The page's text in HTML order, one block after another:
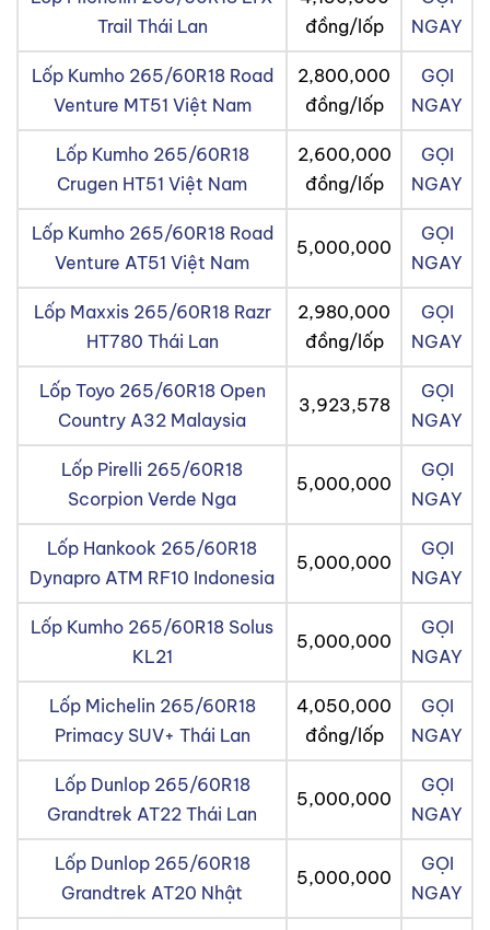
Trail Thái Lan
đồng/lốp
NGAY
Lốp Kumho 265/60R18 Road
Venture MT51 Việt Nam
2,800,000
đồng/lốp
GỌI
NGAY
Lốp Kumho 265/60R18
Crugen HT51 Việt Nam
2,600,000
đồng/lốp
GỌI
NGAY
Lốp Kumho 265/60R18 Road
Venture AT51 Việt Nam
5,000,000
GỌI
NGAY
Lốp Maxxis 265/60R18 Razr
HT780 Thái Lan
2,980,000
đồng/lốp
GỌI
NGAY
Lốp Toyo 265/60R18 Open
Country A32 Malaysia
3,923,578
GỌI
NGAY
Lốp Pirelli 265/60R18
Scorpion Verde Nga
5,000,000
GỌI
NGAY
Lốp Hankook 265/60R18
Dynapro ATM RF10 Indonesia
5,000,000
GỌI
NGAY
Lốp Kumho 265/60R18 Solus
KL21
5,000,000
GỌI
NGAY
Lốp Michelin 265/60R18
Primacy SUV+ Thái Lan
4,050,000
đồng/lốp
GỌI
NGAY
Lốp Dunlop 265/60R18
Grandtrek AT22 Thái Lan
5,000,000
GỌI
NGAY
Lốp Dunlop 265/60R18
Grandtrek AT20 Nhật
5,000,000
GỌI
NGAY